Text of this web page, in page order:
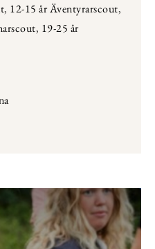
, 12-15 år Äventyrarscout,
, 19-25 år